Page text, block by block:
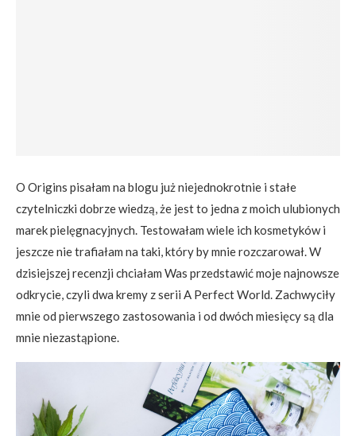
O Origins pisałam na blogu już niejednokrotnie i stałe
czytelniczki dobrze wiedzą, że jest to jedna z moich ulubionych
marek pielęgnacyjnych. Testowałam wiele ich kosmetyków i
jeszcze nie trafiałam na taki, który by mnie rozczarował. W
dzisiejszej recenzji chciałam Was przedstawić moje najnowsze
odkrycie, czyli dwa kremy z serii A Perfect World. Zachwyciły
mnie od pierwszego zastosowania i od dwóch miesięcy są dla
mnie niezastąpione.